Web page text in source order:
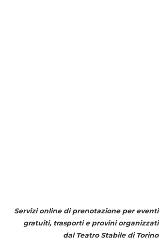
Servizi online di prenotazione per eventi
gratuiti, trasporti e provini organizzati
dal Teatro Stabile di Torino